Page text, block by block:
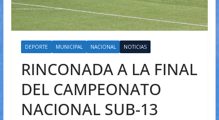
DEPORTE MUNICIPAL NACIONAL NOTICIAS
RINCONADA A LA FINAL
DEL CAMPEONATO
NACIONAL SUB-13